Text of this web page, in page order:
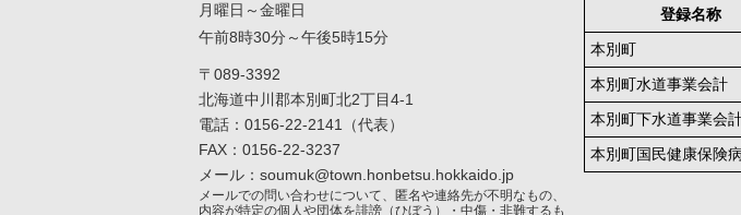
月曜日～金曜日
午前8時30分～午後5時15分
〒089-3392
北海道中川郡本別町北2丁目4-1
電話：0156-22-2141（代表）
FAX：0156-22-3237
メール：soumuk@town.honbetsu.hokkaido.jp
メールでの問い合わせについて、匿名や連絡先が不明なもの、
内容が特定の個人や団体を誹謗（ひぼう）・中傷・非難するも
登録名称
本別町
本別町水道事業会計
本別町下水道事業会
本別町国民健康保険